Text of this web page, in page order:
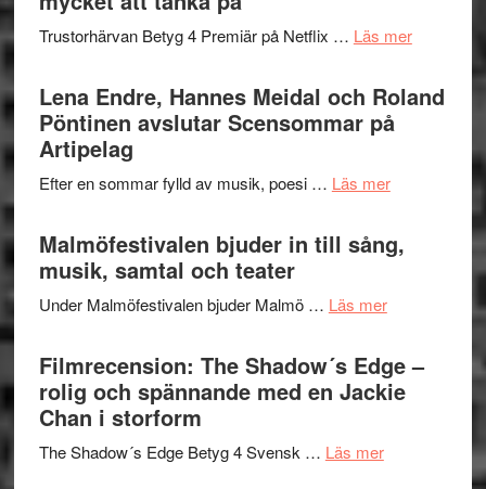
–
Delvis
bortom
terräng
Trustorhärvan Betyg 4 Premiär på Netflix … Läs merom
–
Lena Endre, Hannes Meidal och Roland
Pöntinen avslutar Scensommar på
Artipelag
Efter en sommar fylld av musik, poesi … Läs merom
Hannes
Pöntinen
avslutar
Malmöfestivalen bjuder in till sång,
musik, samtal och teater
Under Malmöfestivalen bjuder Malmö … Läs merom
in
till
Filmrecension: The Shadow´s Edge –
rolig och spännande med en Jackie
Chan i storform
The Shadow´s Edge Betyg 4 Svensk … Läs merom
Filmrecension: